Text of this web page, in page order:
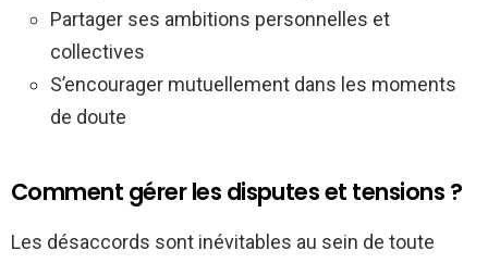
Partager ses ambitions personnelles et
collectives
S’encourager mutuellement dans les moments
de doute
Comment gérer les disputes et tensions ?
Les désaccords sont inévitables au sein de toute